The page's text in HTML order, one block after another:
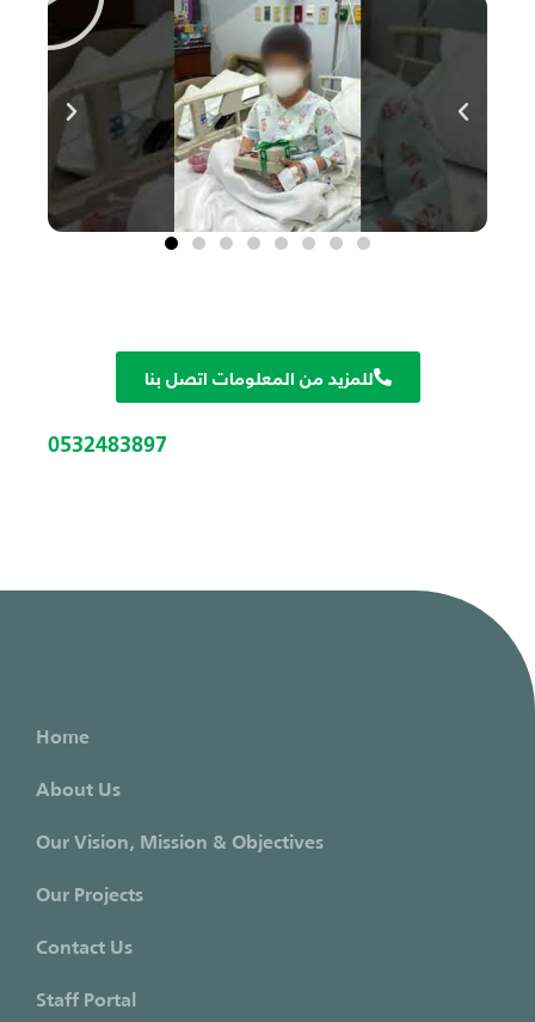
للمزيد من المعلومات اتصل بنا
0532483897
Home
About Us
Our Vision, Mission & Objectives
Our Projects
Contact Us
Staff Portal